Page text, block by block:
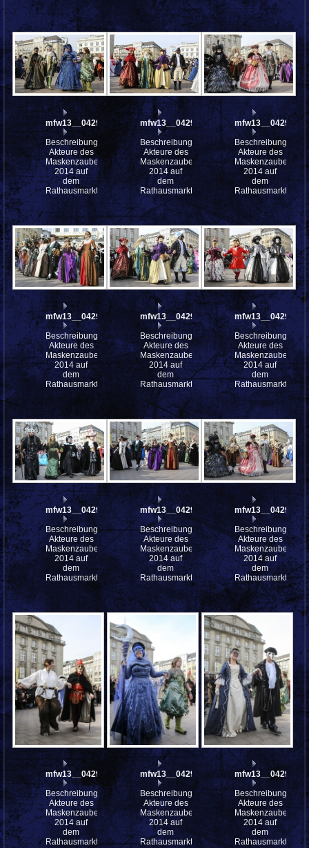
mfw13__042970
Beschreibung:
Akteure des
Maskenzauber
2014 auf
dem
Rathausmarkt
mfw13__042969
Beschreibung:
Akteure des
Maskenzauber
2014 auf
dem
Rathausmarkt
mfw13__042965
Beschreibung:
Akteure des
Maskenzauber
2014 auf
dem
Rathausmarkt
mfw13__042963
Beschreibung:
Akteure des
Maskenzauber
2014 auf
dem
Rathausmarkt
mfw13__042958
Beschreibung:
Akteure des
Maskenzauber
2014 auf
dem
Rathausmarkt
mfw13__042953
Beschreibung:
Akteure des
Maskenzauber
2014 auf
dem
Rathausmarkt
mfw13__042952
Beschreibung:
Akteure des
Maskenzauber
2014 auf
dem
Rathausmarkt
mfw13__042951
Beschreibung:
Akteure des
Maskenzauber
2014 auf
dem
Rathausmarkt
mfw13__042950
Beschreibung:
Akteure des
Maskenzauber
2014 auf
dem
Rathausmarkt
mfw13__042943
Beschreibung:
Akteure des
Maskenzauber
2014 auf
dem
Rathausmarkt
mfw13__042942
Beschreibung:
Akteure des
Maskenzauber
2014 auf
dem
Rathausmarkt
mfw13__042941
Beschreibung:
Akteure des
Maskenzauber
2014 auf
dem
Rathausmarkt